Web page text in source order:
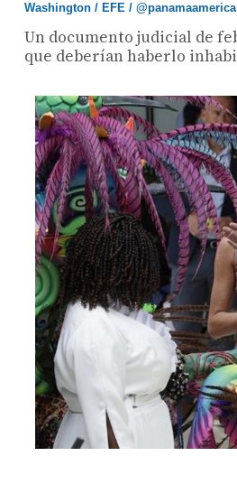
Washington / EFE / @panamaamerica
Un documento judicial de
que deberían haberlo